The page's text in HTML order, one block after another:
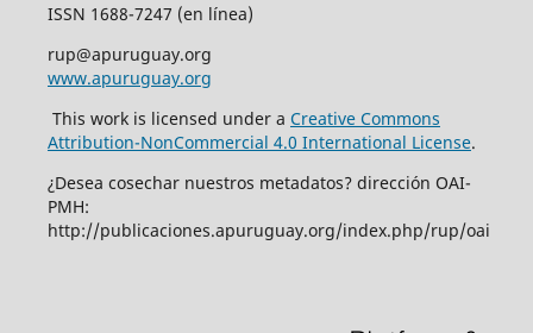
ISSN 1688-7247 (en línea)
rup@apuruguay.org
www.apuruguay.org
This work is licensed under a Creative Commons
Attribution-NonCommercial 4.0 International License.
¿Desea cosechar nuestros metadatos? dirección OAI-
PMH:
http://publicaciones.apuruguay.org/index.php/rup/oai